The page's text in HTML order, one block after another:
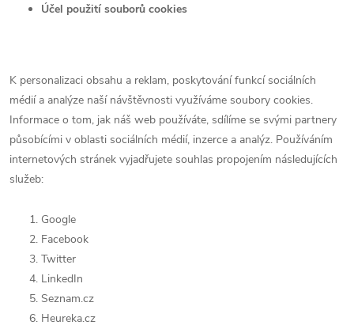
Účel použití souborů cookies
K personalizaci obsahu a reklam, poskytování funkcí sociálních
médií a analýze naší návštěvnosti využíváme soubory cookies.
Informace o tom, jak náš web používáte, sdílíme se svými partnery
působícími v oblasti sociálních médií, inzerce a analýz. Používáním
internetových stránek vyjadřujete souhlas propojením následujících
služeb:
Google
Facebook
Twitter
LinkedIn
Seznam.cz
Heureka.cz